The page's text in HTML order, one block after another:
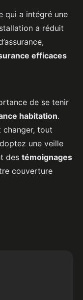
qui a intégré une
a réduit
efficaces
de se tenir
habitation.
changer, tout
une veille
des témoignages
couverture